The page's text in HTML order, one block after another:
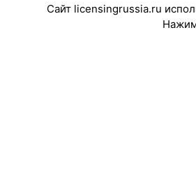
Сайт licensingrussia.ru